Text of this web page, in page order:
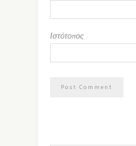
Ιστότοπος